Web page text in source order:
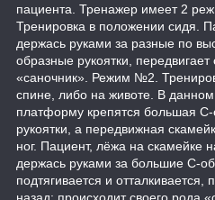
пациента. Тренажер имеет 2
Тренировка в положении сидя.
держась руками за разные по
образные рукоятки,
«саночник». Режим №2.
спине, либо на животе. В
платформу крепятся большая
рукоятки, а передвижная
ног. Пациент, лёжа на скамейке
держась руками за большие С-
подтягивается и отталкивается,
назад: происходит своего рода